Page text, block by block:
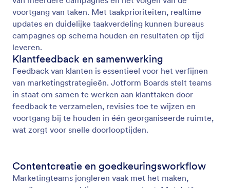
voortgang van taken. Met taakprioriteiten, realtime
updates en duidelijke taakverdeling kunnen bureaus
campagnes op schema houden en resultaten op tijd
leveren.
Klantfeedback en samenwerking
Feedback van klanten is essentieel voor het verfijnen
van marketingstrategieën. Jotform Boards stelt teams
in staat om samen te werken aan klanttaken door
feedback te verzamelen, revisies toe te wijzen en
voortgang bij te houden in één georganiseerde ruimte,
wat zorgt voor snelle doorlooptijden.
Contentcreatie en goedkeuringsworkflow
Marketingteams jongleren vaak met het maken,